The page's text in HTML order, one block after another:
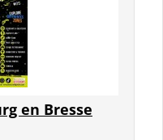
en Bresse